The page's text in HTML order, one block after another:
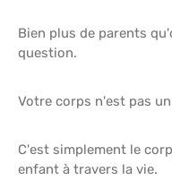
Bien plus de parents
question.
Votre corps n'est pas
C'est simplement le
enfant à travers la vie.